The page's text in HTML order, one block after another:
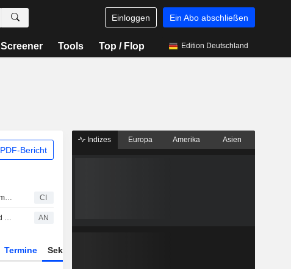
Einloggen Ein Abo abschließen
Screener Tools Top / Flop Edition Deutschland
PDF-Bericht
Halma plc (LSE:HLMA) übernahm NovaBone Products, LLC von Isto Biologics für 60 Mio. USD. CI
Bergbauwerte legen zu, während Öl auf neue Friedenshoffnungen hin fällt AN
Termine Sektor
Indizes Europa Amerika Asien